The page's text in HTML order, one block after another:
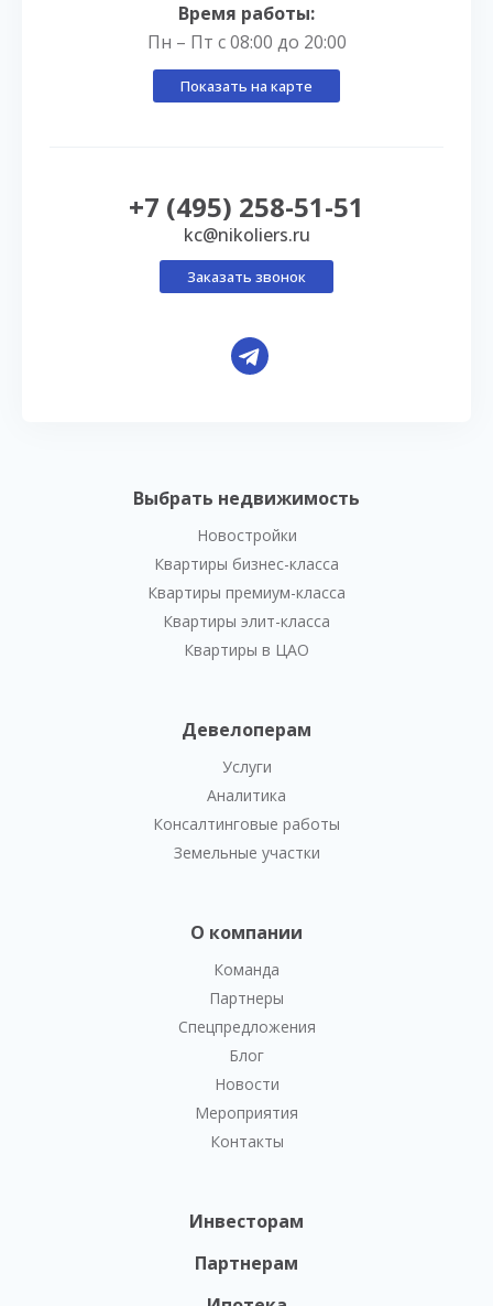
Выбрать недвижимость
Новостройки
Квартиры бизнес-класса
Квартиры премиум-класса
Квартиры элит-класса
Квартиры в ЦАО
Девелоперам
Услуги
Аналитика
Консалтинговые работы
Земельные участки
О компании
Команда
Партнеры
Спецпредложения
Блог
Новости
Мероприятия
Контакты
Инвесторам
Партнерам
Время работы:
Пн – Пт с 08:00 до 20:00
Показать на карте
+7 (495) 258-51-51
kc@nikoliers.ru
Заказать звонок